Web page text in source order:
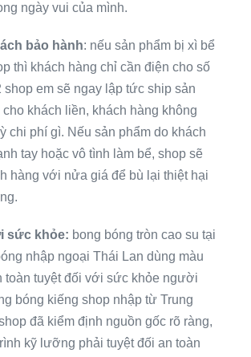
ngày vui của mình.
bảo hành: nếu sản phẩm bị xì bể
thì khách hàng chỉ cần điện cho số
shop em sẽ ngay lập tức ship sản
khách liền, khách hàng không
chi phí gì. Nếu sản phẩm do khách
tay hoặc vô tình làm bể, shop sẽ
hàng với nửa giá để bù lại thiệt hại
sức khỏe: bong bóng tròn cao su tại
nhập ngoại Thái Lan dùng màu
toàn tuyệt đối với sức khỏe người
bóng kiếng shop nhập từ Trung
đã kiểm định nguồn gốc rõ ràng,
kỹ lưỡng phải tuyệt đối an toàn